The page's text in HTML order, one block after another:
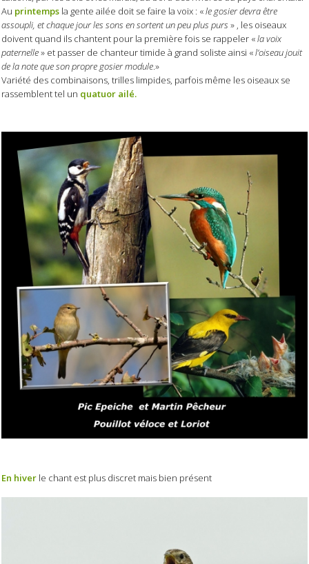
Au printemps la gente ailée doit se faire la voix : «le gosier devra être
assoupli, et chaque jour les sons en sortent un peu plus purs » , les oiseaux
doivent quand ils chantent pour la première fois se rappeler «la voix
paternelle» et passer de chanteur timide à grand soliste ainsi «l’oiseau jouit
de la note que son propre gosier module.»
Variété des combinaisons, trilles limpides, parfois même les oiseaux se
rassemblent tel un quatuor ailé.
En hiver le chant est plus discret mais bien présent